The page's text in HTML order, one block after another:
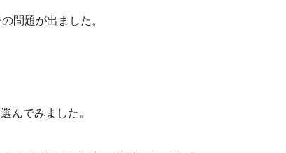
問題が出ました。
んでみました。